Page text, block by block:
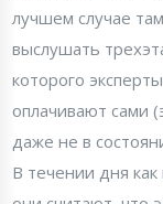
лучшем случае
выслушать
которого
оплачивают сами
даже не в
В течении дня